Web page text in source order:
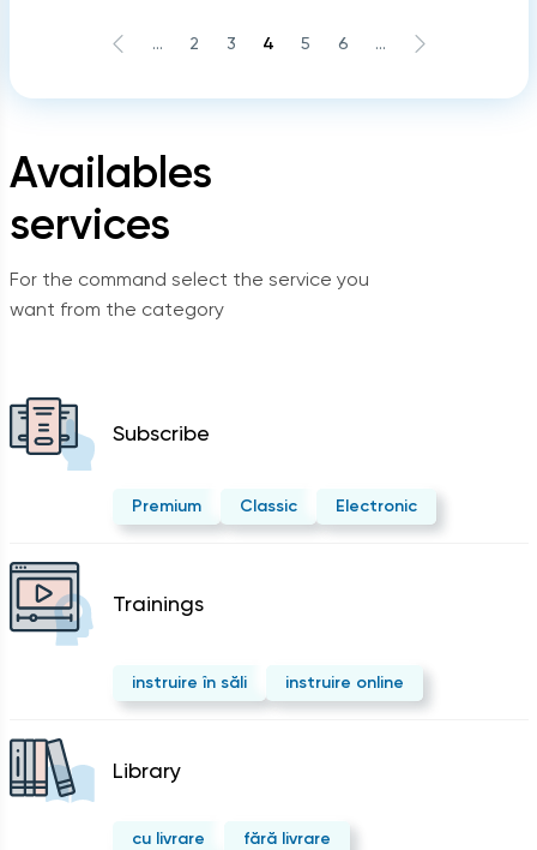
Availables
services
For the command select the service you
want from the category
Subscribe
Premium Classic Electronic
Trainings
instruire în săli instruire online
Library
cu livrare fără livrare
... 2 3 4 5 6 ...